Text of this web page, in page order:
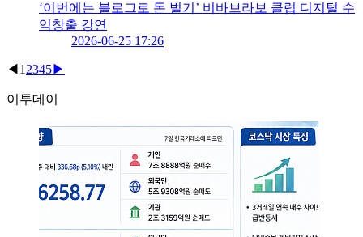
‘이번에는 블로그로 돈 벌기’ 비바브라보 클럽 디지털 수
익창출 강연
2026-06-25 17:26
◀ 1 2345▶
이투데이